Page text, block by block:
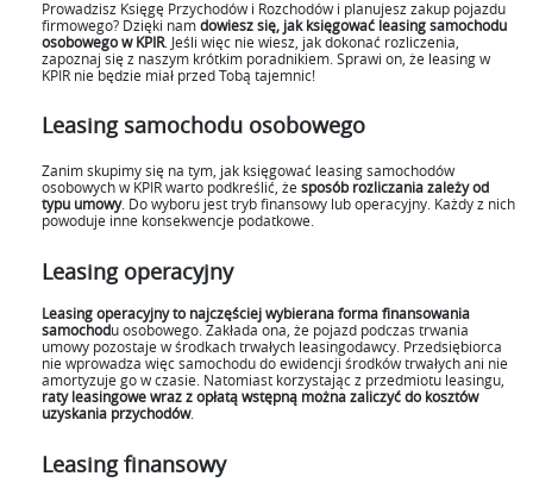
Prowadzisz Księgę Przychodów i Rozchodów i planujesz zakup pojazdu
firmowego? Dzięki namdowiesz się, jak księgować leasing samochodu
osobowego w KPIR. Jeśli więc nie wiesz, jak dokonać rozliczenia,
zapoznaj się z naszym krótkim poradnikiem. Sprawi on, że leasing w
KPIR nie będzie miał przed Tobą tajemnic!
Leasing samochodu osobowego
Zanim skupimy się na tym, jak księgować leasing samochodów
osobowych w KPIR warto podkreślić, że sposób rozliczania zależy od
typu umowy. Do wyboru jest tryb finansowy lub operacyjny. Każdy z nich
powoduje inne konsekwencje podatkowe.
Leasing operacyjny
Leasing operacyjny to najczęściej wybierana forma finansowania
samochodu osobowego. Zakłada ona, że pojazd podczas trwania
umowy pozostaje w środkach trwałych leasingodawcy. Przedsiębiorca
nie wprowadza więc samochodu do ewidencji środków trwałych ani nie
amortyzuje go w czasie. Natomiast korzystając z przedmiotu leasingu,
raty leasingowe wraz z opłatą wstępną można zaliczyć do kosztów
uzyskania przychodów.
Leasing finansowy